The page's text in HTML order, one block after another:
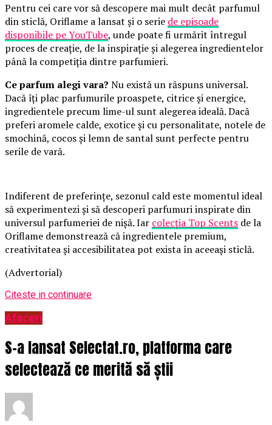
Pentru cei care vor să descopere mai mult decât parfumul
din sticlă, Oriflame a lansat și o serie de episoade
disponibile pe YouTube, unde poate fi urmărit întregul
proces de creație, de la inspirație și alegerea ingredientelor
până la competiția dintre parfumieri.
Ce parfum alegi vara? Nu există un răspuns universal.
Dacă îți plac parfumurile proaspete, citrice și energice,
ingredientele precum lime-ul sunt alegerea ideală. Dacă
preferi aromele calde, exotice și cu personalitate, notele de
smochină, cocos și lemn de santal sunt perfecte pentru
serile de vară.
Indiferent de preferințe, sezonul cald este momentul ideal
să experimentezi și să descoperi parfumuri inspirate din
universul parfumeriei de nișă. Iar colecția Top Scents de la
Oriflame demonstrează că ingredientele premium,
creativitatea și accesibilitatea pot exista în aceeași sticlă.
(Advertorial)
Citeste in continuare
Afaceri
S-a lansat Selectat.ro, platforma care
selectează ce merită să știi